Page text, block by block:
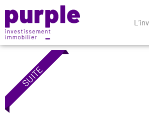
SUITE